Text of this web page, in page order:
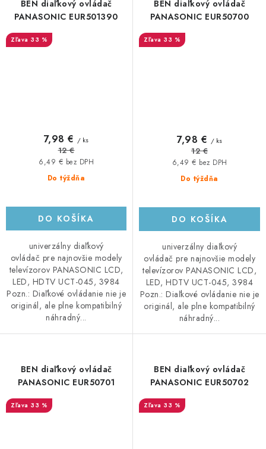
BEN diaľkový ovládač
PANASONIC EUR501390
33 %
Do týždňa
6,49 € bez DPH
7,98 € / ks
12 €
DO KOŠÍKA
univerzálny diaľkový
ovládač pre najnovšie modely
televízorov PANASONIC LCD,
LED, HDTV UCT-045, 3984
Pozn.: Diaľkové ovládanie nie je
originál, ale plne kompatibilný
náhradný...
BEN diaľkový ovládač
PANASONIC EUR50700
33 %
Do týždňa
6,49 € bez DPH
7,98 € / ks
12 €
DO KOŠÍKA
univerzálny diaľkový
ovládač pre najnovšie modely
televízorov PANASONIC LCD,
LED, HDTV UCT-045, 3984
Pozn.: Diaľkové ovládanie nie je
originál, ale plne kompatibilný
náhradný...
BEN diaľkový ovládač
PANASONIC EUR50701
33 %
BEN diaľkový ovládač
PANASONIC EUR50702
33 %